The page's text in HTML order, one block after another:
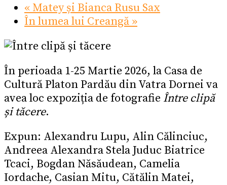
« Matey și Bianca Rusu Sax
În lumea lui Creangă »
În perioada 1-25 Martie 2026, la Casa de
Cultură Platon Pardău din Vatra Dornei va
avea loc expoziția de fotografie Între clipă
și tăcere.
Expun: Alexandru Lupu, Alin Călinciuc,
Andreea Alexandra Stela Juduc Biatrice
Tcaci, Bogdan Năsăudean, Camelia
Iordache, Casian Mitu, Cătălin Matei,